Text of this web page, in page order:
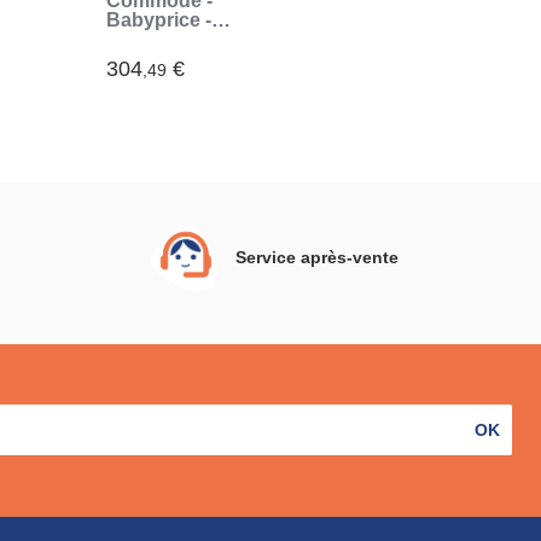
-
Babyprice -
portes - Une
niche -
304 ,49 €
Service après-vente
OK